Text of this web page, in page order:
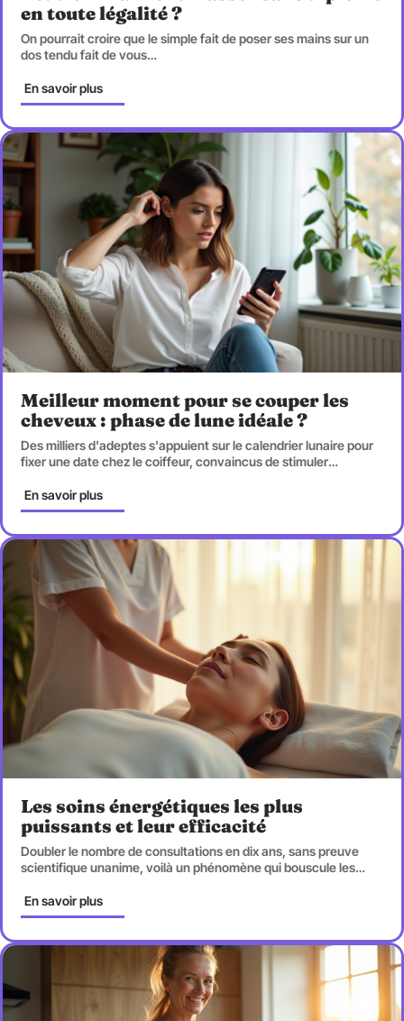
en toute légalité ?
On pourrait croire que le simple fait de poser ses mains sur un
dos tendu fait de vous…
En savoir plus
Meilleur moment pour se couper les
cheveux : phase de lune idéale ?
Des milliers d'adeptes s'appuient sur le calendrier lunaire pour
fixer une date chez le coiffeur, convaincus de stimuler…
En savoir plus
Les soins énergétiques les plus
puissants et leur efficacité
Doubler le nombre de consultations en dix ans, sans preuve
scientifique unanime, voilà un phénomène qui bouscule les…
En savoir plus